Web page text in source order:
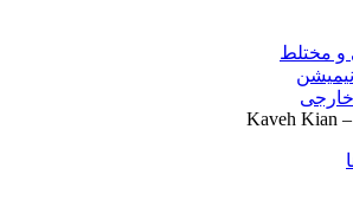
و مختلط
خارجی
Kaveh Kian